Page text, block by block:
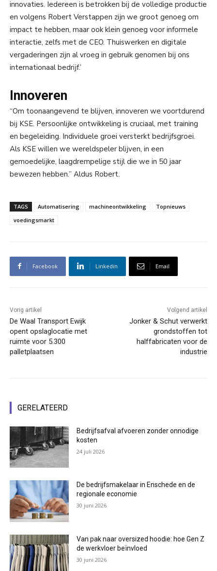
innovaties. Iedereen is betrokken bij de volledige productie
en volgens Robert Verstappen zijn we groot genoeg om
impact te hebben, maar ook klein genoeg voor informele
interactie, zelfs met de CEO. Thuiswerken en digitale
vergaderingen zijn al vroeg in gebruik genomen bij ons
internationaal bedrijf.’
Innoveren
“Om toonaangevend te blijven, innoveren we voortdurend
bij KSE. Persoonlijke ontwikkeling is cruciaal, met training
en begeleiding. Individuele groei versterkt bedrijfsgroei.
Als KSE willen we wereldspeler blijven, in een
gemoedelijke, laagdrempelige stijl die we in 50 jaar
bewezen hebben.” Aldus Robert.
TAGS Automatisering machineontwikkeling
Topnieuws
voedingsmarkt
Facebook Linkedin Email
Vorig artikel
De Waal Transport Ewijk
opent opslaglocatie met
ruimte voor 5.300
palletplaatsen
Volgend artikel
Jonker & Schut verwerkt
grondstoffen tot
halffabricaten voor de
industrie
GERELATEERD
Bedrijfsafval afvoeren zonder onnodige
kosten
24 juli 2026
De bedrijfsmakelaar in Enschede en de
regionale economie
30 juni 2026
Van pak naar oversized hoodie: hoe Gen Z
de werkvloer beïnvloed
30 juni 2026